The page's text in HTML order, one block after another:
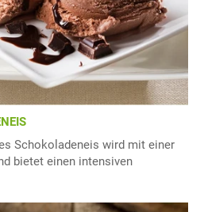
Schokoladeneis wird mit einer
bietet einen intensiven